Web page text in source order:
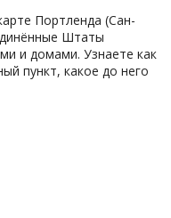
Портленда (Сан-
Штаты
и домами. Узнаете как
пункт, какое до него